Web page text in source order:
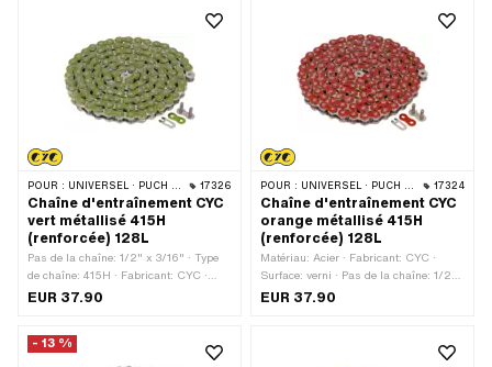
cadenas à chaîne: Fermeture à ressort
POUR : UNIVERSEL · PUCH · SACHS · PONY / CILO (BÊTA 521 & 512) · ZÜNDAPP BELMONDO · TOMOS · BYE BIKE 17326
Chaîne d'entraînement CYC
vert métallisé 415H
(renforcée) 128L
Pas de la chaîne: 1/2" x 3/16" · Type
de chaîne: 415H · Fabricant: CYC ·
Matériau: Acier · Surface: verni ·
1626 mm · Type de cadenas à chaîne:
Fermeture à ressort
EUR 37.90
POUR : UNIVERSEL · PUCH · SACHS · PONY / CILO (BÊTA 521 & 512) · ZÜNDAPP BELMONDO · TOMOS · BYE BIKE 17324
Chaîne d'entraînement CYC
orange métallisé 415H
(renforcée) 128L
Matériau: Acier · Fabricant: CYC ·
Surface: verni · Pas de la chaîne: 1/2"
x 3/16" · Type de chaîne: 415H ·
cadenas à chaîne: Fermeture à ressort
EUR 37.90
- 13 %